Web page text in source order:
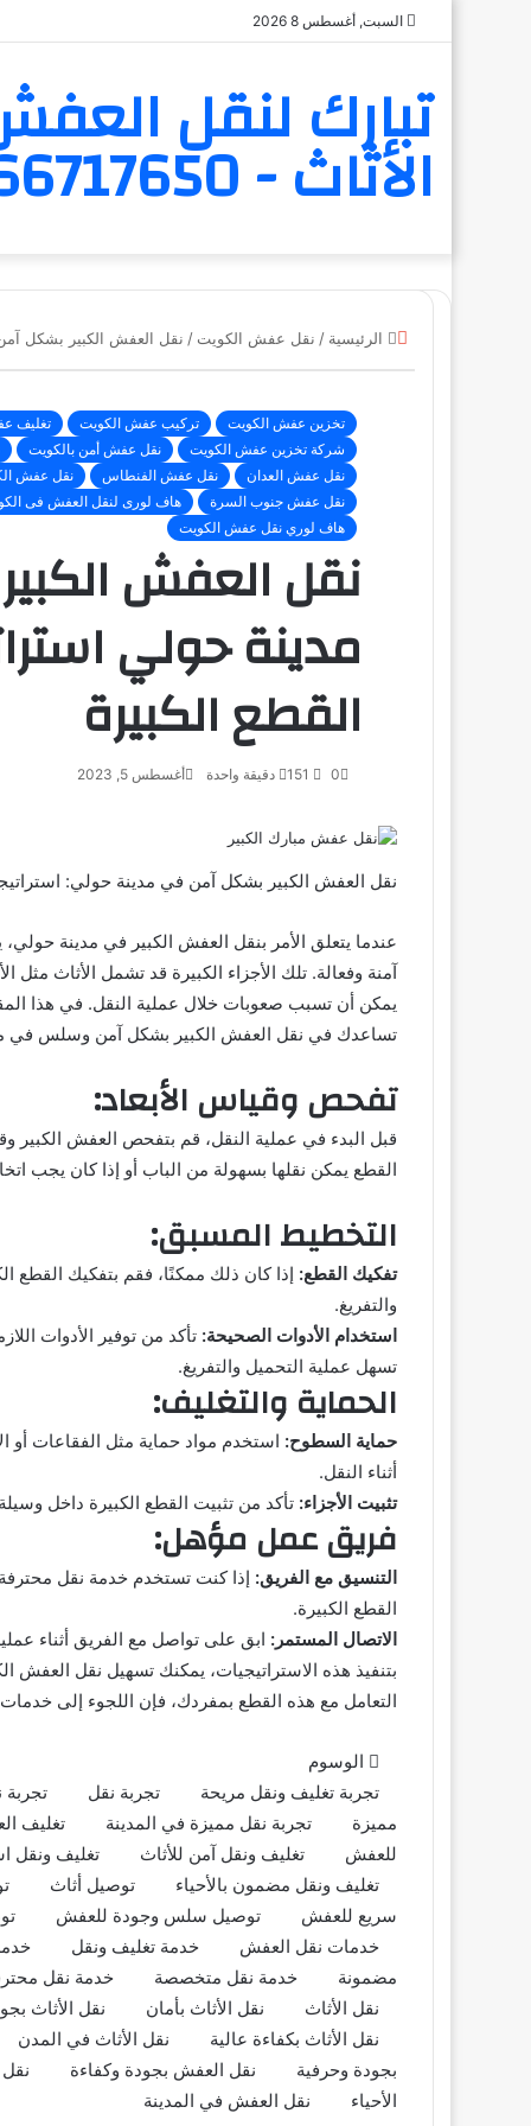
السبت, أغسطس 8 2026
تبارك لنقل
الأثاث - 6566717650
الرئيسية / نقل عفش الكويت / نقل العفش الكبير بشكل
تخزين عفش الكويت تركيب عفش الكويت تغليف
شركة تخزين عفش الكويت
نقل عفش أمن بالكويت
نقل عفش العدان
نقل عفش الفنطاس نقل عفش
نقل عفش جنوب السرة
هاف لورى لنقل العفش فى
هاف لوري نقل عفش الكويت
نقل العفش
مدينة حولي
القطع الكبيرة
أغسطس 5, 2023 0 دقيقة واحدة
نقل العفش الكبير بشكل آمن في مدينة حولي:
عندما يتعلق الأمر بنقل العفش الكبير في مدينة
آمنة وفعالة. تلك الأجزاء الكبيرة قد تشمل الأثاث مثل
يمكن أن تسبب صعوبات خلال عملية النقل. في هذا
تساعدك في نقل العفش الكبير بشكل آمن وسلس في
تفحص وقياس الأبعاد:
قبل البدء في عملية النقل، قم بتفحص العفش الكبير
القطع يمكن نقلها بسهولة من الباب أو إذا كان يجب
التخطيط المسبق:
تفكيك القطع: إذا كان ذلك ممكنًا، فقم بتفكيك القطع
والتفريغ.
استخدام الأدوات الصحيحة: تأكد من توفير الأدوات
تسهل عملية التحميل والتفريغ.
الحماية والتغليف:
حماية السطوح: استخدم مواد حماية مثل الفقاعات
أثناء النقل.
تثبيت الأجزاء: تأكد من تثبيت القطع الكبيرة داخل وسيلة
فريق عمل مؤهل:
التنسيق مع الفريق: إذا كنت تستخدم خدمة نقل
القطع الكبيرة.
الاتصال المستمر: ابق على تواصل مع الفريق أثناء
بتنفيذ هذه الاستراتيجيات، يمكنك تسهيل نقل العفش
التعامل مع هذه القطع بمفردك، فإن اللجوء إلى
الوسوم
تجربة تغليف ونقل مريحة
تجربة نقل تجربة
مميزة
تجربة نقل مميزة في المدينة تغليف
للعفش
تغليف ونقل آمن للأثاث تغليف ونقل
تغليف ونقل مضمون بالأحياء
توصيل أثاث
سريع للعفش
توصيل سلس وجودة للعفش
خدمات نقل العفش
خدمة تغليف ونقل
مضمونة
خدمة نقل متخصصة خدمة نقل
نقل الأثاث
نقل الأثاث بأمان نقل الأثاث
نقل الأثاث بكفاءة عالية
نقل الأثاث في المدن
بجودة وحرفية
نقل العفش بجودة وكفاءة
الأحياء
نقل العفش في المدينة
نقل عفش مع التغليف: الطريقة المثلى
لحماية أثاثك أثناء الانتقال
إغلاق